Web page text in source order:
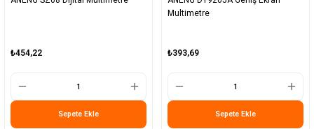
₺454,22
Sepete Ekle
Multimetre
₺393,69
Sepete Ekle